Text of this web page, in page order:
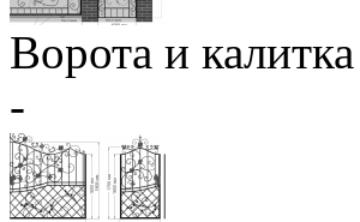
Ворота и
-